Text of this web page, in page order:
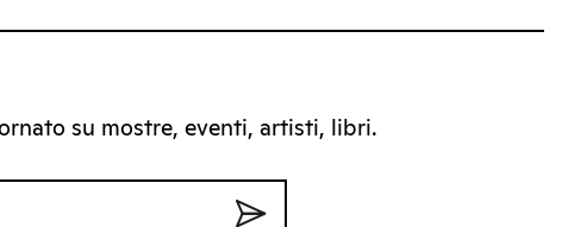
su mostre, eventi, artisti, libri.